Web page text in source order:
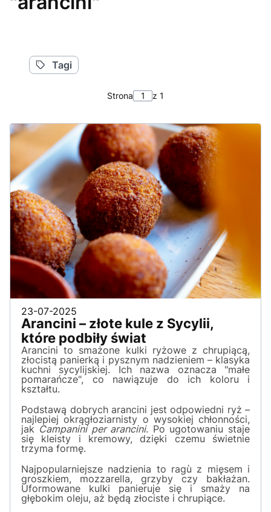
Tagi
Strona z 1
23-07-2025
Arancini – złote kule z Sycylii,
które podbiły świat
Arancini to smażone kulki ryżowe z chrupiącą,
złocistą panierką i pysznym nadzieniem – klasyka
kuchni sycylijskiej. Ich nazwa oznacza "małe
pomarańcze", co nawiązuje do ich koloru i
kształtu.
Podstawą dobrych arancini jest odpowiedni ryż –
najlepiej okrągłoziarnisty o wysokiej chłonności,
jak Campanini per arancini. Po ugotowaniu staje
się kleisty i kremowy, dzięki czemu świetnie
trzyma formę.
Najpopularniejsze nadzienia to ragù z mięsem i
groszkiem, mozzarella, grzyby czy bakłażan.
Uformowane kulki panieruje się i smaży na
głębokim oleju, aż będą złociste i chrupiące.